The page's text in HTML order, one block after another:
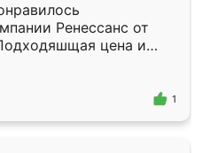
Ренессанс от
цена и
Приехавший
Владислав
эскизу самый
1